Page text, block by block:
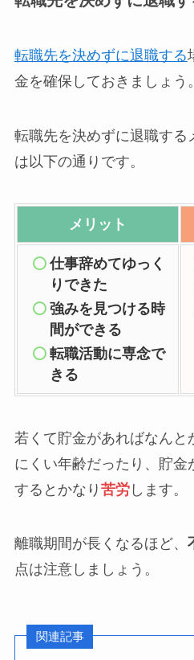
転職先を決めずに退職する
金を確保しておきましょう。
転職先を決めずに退職する
は以下の通りです。
メリット
仕事辞めてゆっく
りできた
強みを見つける時
間ができる
転職活動に専念で
きる
若くて貯金があればなんと
にくい年齢だったり、貯金
するとかなり 苦労します。
離職期間が長くなるほど、
点は注意しましょう。
関連記事